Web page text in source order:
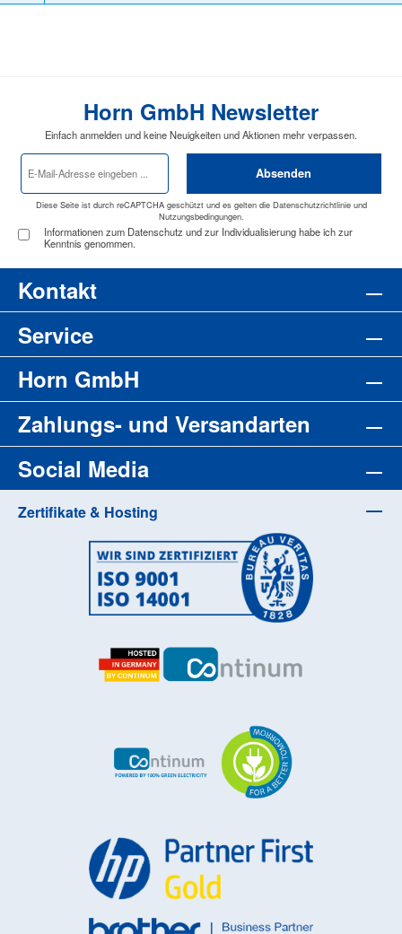
Horn GmbH Newsletter
Einfach anmelden und keine Neuigkeiten und Aktionen mehr verpassen.
E-
Mail-
*
Absenden
Diese Seite ist durch reCAPTCHA geschützt und es gelten die Datenschutzrichtlinieund
Nutzungsbedingungen.
Informationen zum Datenschutz und zur Individualisierung habe ich zur
Kenntnis genommen.
Kontakt
Service
Horn GmbH
Zahlungs- und Versandarten
Social Media
Zertifikate & Hosting